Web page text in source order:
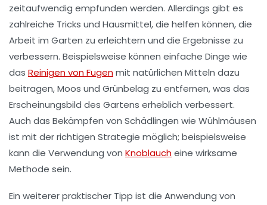
zeitaufwendig empfunden werden. Allerdings gibt es
zahlreiche Tricks und Hausmittel, die helfen können, die
Arbeit im Garten zu erleichtern und die Ergebnisse zu
verbessern. Beispielsweise können einfache Dinge wie
das Reinigen von Fugenmit natürlichen Mitteln dazu
beitragen,Moos und Grünbelag zu entfernen, was das
Erscheinungsbild des Gartens erheblich verbessert.
Auch das Bekämpfen von Schädlingen wie Wühlmäusen
ist mit der richtigen Strategie möglich; beispielsweise
kann die Verwendung von Knoblaucheine wirksame
Methode sein.
Ein weiterer praktischer Tipp ist die Anwendung von